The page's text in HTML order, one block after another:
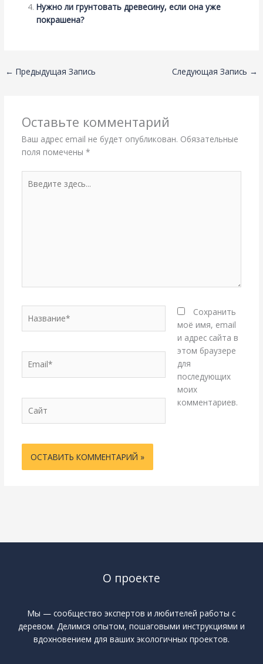
Нужно ли грунтовать древесину, если она уже
покрашена?
← Предыдущая Запись Следующая Запись →
Оставьте комментарий
Ваш адрес email не будет опубликован. Обязательные
поля помечены *
здесь...
Сохранить
моё имя, email
и адрес сайта в
этом браузере
для
последующих
моих
комментариев.
О проекте
Мы — сообщество экспертов и любителей работы с
деревом. Делимся опытом, пошаговыми инструкциями и
вдохновением для ваших экологичных проектов.